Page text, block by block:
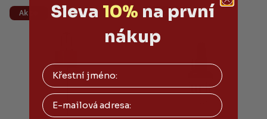
Akce Akce
Sleva 10% na první
nákup
Email